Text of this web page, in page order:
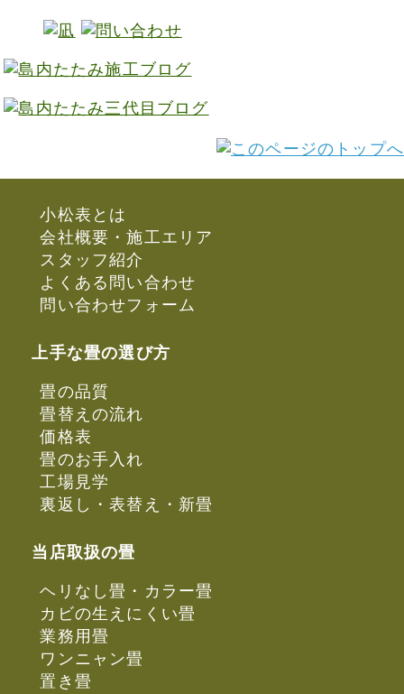
小松表とは
会社概要・施工エリア
スタッフ紹介
よくある問い合わせ
問い合わせフォーム
上手な畳の選び方
畳の品質
畳替えの流れ
価格表
畳のお手入れ
工場見学
裏返し・表替え・新畳
当店取扱の畳
ヘリなし畳・カラー畳
カビの生えにくい畳
業務用畳
ワンニャン畳
置き畳